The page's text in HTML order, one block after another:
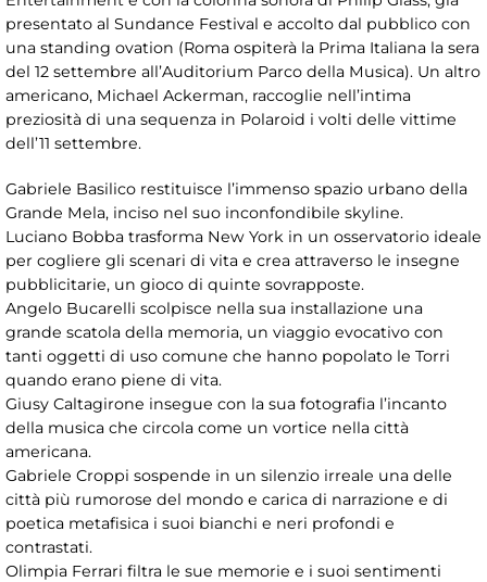
presentato al Sundance Festival e accolto dal pubblico con
una standing ovation (Roma ospiterà la Prima Italiana la sera
del 12 settembre all’Auditorium Parco della Musica). Un altro
americano, Michael Ackerman, raccoglie nell’intima
preziosità di una sequenza in Polaroid i volti delle vittime
dell’11 settembre.
Gabriele Basilico restituisce l’immenso spazio urbano della
Grande Mela, inciso nel suo inconfondibile skyline.
Luciano Bobba trasforma New York in un osservatorio ideale
per cogliere gli scenari di vita e crea attraverso le insegne
pubblicitarie, un gioco di quinte sovrapposte.
Angelo Bucarelli scolpisce nella sua installazione una
grande scatola della memoria, un viaggio evocativo con
tanti oggetti di uso comune che hanno popolato le Torri
quando erano piene di vita.
Giusy Caltagirone insegue con la sua fotografia l’incanto
della musica che circola come un vortice nella città
americana.
Gabriele Croppi sospende in un silenzio irreale una delle
città più rumorose del mondo e carica di narrazione e di
poetica metafisica i suoi bianchi e neri profondi e
contrastati.
Olimpia Ferrari filtra le sue memorie e i suoi sentimenti